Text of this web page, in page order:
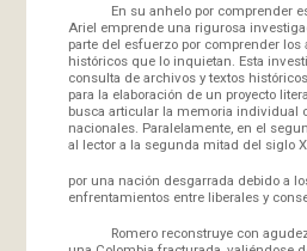
En su anhelo por comprender
Ariel emprende una rigurosa
parte del esfuerzo por comprender
históricos que lo inquietan. Esta
consulta de archivos y textos
para la elaboración de un proyecto
busca articular la memoria individual
nacionales. Paralelamente, en el
al lector a la segunda mitad del siglo
por una nación desgarrada debido a
enfrentamientos entre liberales y
Romero reconstruye con